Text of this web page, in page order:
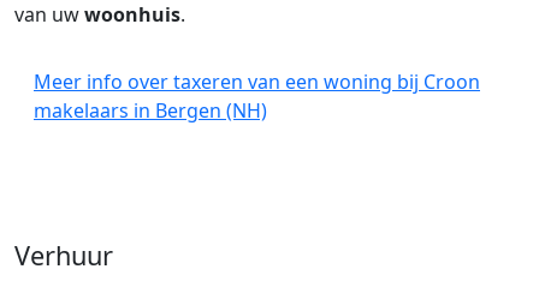
van uwwoonhuis.
Meer info over taxeren van een woning bij Croon
makelaars in Bergen (NH)
Verhuur